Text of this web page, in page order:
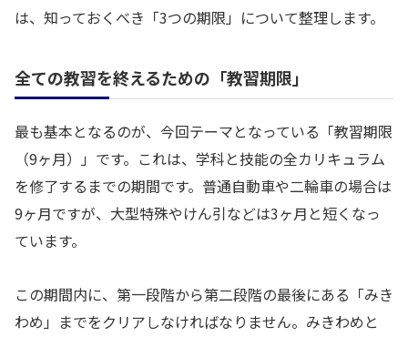
は、知っておくべき「3つの期限」について整理します。
全ての教習を終えるための「教習期限」
最も基本となるのが、今回テーマとなっている「教習期限
（9ヶ月）」です。これは、学科と技能の全カリキュラム
を修了するまでの期間です。普通自動車や二輪車の場合は
9ヶ月ですが、大型特殊やけん引などは3ヶ月と短くなっ
ています。
この期間内に、第一段階から第二段階の最後にある「みき
わめ」までをクリアしなければなりません。みきわめと